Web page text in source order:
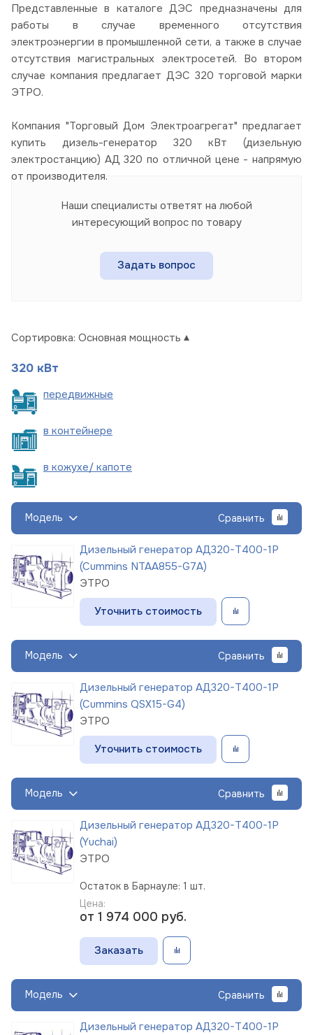
Представленные в каталоге ДЭС предназначены для
работы в случае временного отсутствия
электроэнергии в промышленной сети, а также в случае
отсутствия магистральных электросетей. Во втором
случае компания предлагает ДЭС 320 торговой марки
ЭТРО.
Компания "Торговый Дом Электроагрегат" предлагает
купить дизель-генератор 320 кВт (дизельную
электростанцию) АД 320 по отличной цене - напрямую
от производителя.
Наши специалисты ответят на любой
интересующий вопрос по товару
Задать вопрос
Сортировка: Основная мощность
320 кВт
передвижные
в контейнере
в кожухе/ капоте
Модель Сравнить
Дизельный генератор АД320-Т400-1Р
(Cummins NTAA855-G7A)
ЭТРО
Уточнить стоимость
Модель Сравнить
Дизельный генератор АД320-Т400-1Р
(Cummins QSX15-G4)
ЭТРО
Уточнить стоимость
Модель Сравнить
Дизельный генератор АД320-Т400-1Р
(Yuchai)
ЭТРО
Остаток в Барнауле: 1 шт.
Цена:
от 1 974 000 руб.
Заказать
Модель Сравнить
Дизельный генератор АД320-Т400-1Р